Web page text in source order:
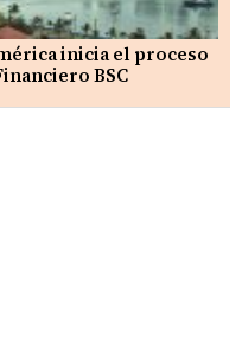
inicia el proceso
BSC